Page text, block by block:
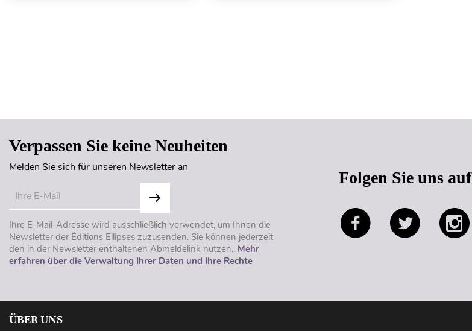
Verpassen Sie keine Neuheiten
Melden Sie sich für unseren Newsletter an
Ihre E-Mail-Adresse wird ausschließlich verwendet, um Ihnen die
Newsletter der Éditions Ellipses zuzusenden. Sie können jederzeit
den in der Newsletter enthaltenen Abmeldelink nutzen.. Mehr
erfahren über die Verwaltung Ihrer Daten und Ihre Rechte
Folgen Sie uns auf
ÜBER UNS